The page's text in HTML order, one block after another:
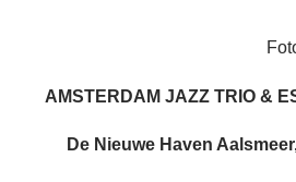
AMSTERDAM JAZZ TRIO &
De Nieuwe Haven